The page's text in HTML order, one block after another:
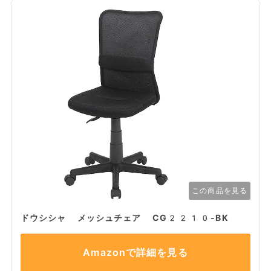
この商品を見る
ドウシシャ メッシュチェア CG2210-BK
Amazonで詳細を見る